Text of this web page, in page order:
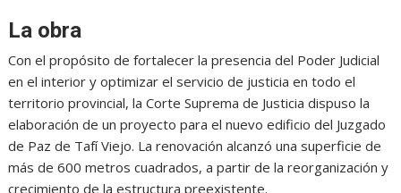
La obra
Con el propósito de fortalecer la presencia del Poder Judicial
en el interior y optimizar el servicio de justicia en todo el
territorio provincial, la Corte Suprema de Justicia dispuso la
elaboración de un proyecto para el nuevo edificio del Juzgado
de Paz de Tafí Viejo. La renovación alcanzó una superficie de
más de 600 metros cuadrados, a partir de la reorganización y
crecimiento de la estructura preexistente.